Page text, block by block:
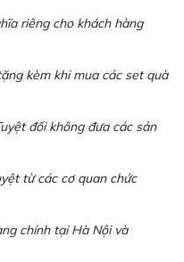
riêng cho khách hàng
kèm khi mua các set quà
đối không đưa các sản
từ các cơ quan chức
chính tại Hà Nội và